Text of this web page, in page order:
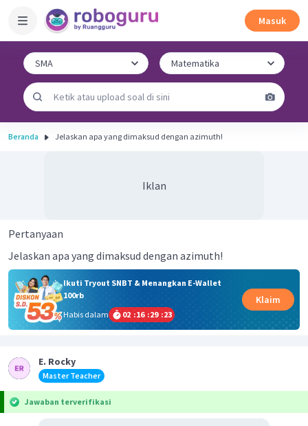
Masuk
Beranda Jelaskan apa yang dimaksud dengan azimuth!
Iklan
Pertanyaan
Jelaskan apa yang dimaksud dengan azimuth!
Ikuti Tryout SNBT & Menangkan E-Wallet
100rb
Habis dalam
02 :16 :29 :23
Klaim
E. Rocky
Master Teacher
Jawaban terverifikasi